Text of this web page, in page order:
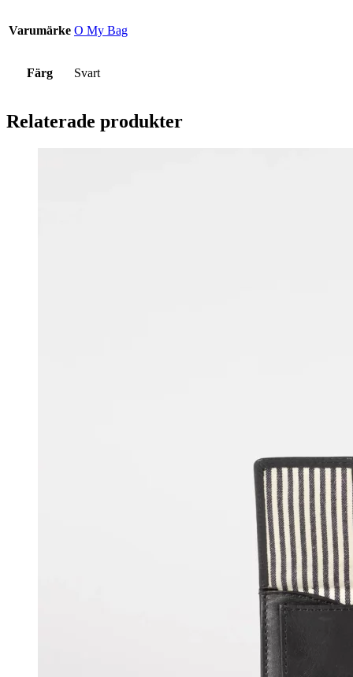
Varumärke O My Bag
Färg Svart
Relaterade produkter